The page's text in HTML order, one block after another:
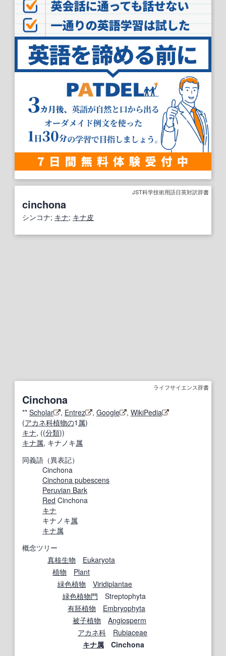
JST科学技術用語日英対訳辞書
cinchona
シンコナ; キナ; キナ皮
ライフサイエンス辞書
Cinchona
** Scholar , Entrez , Google , WikiPedia
(アカネ科植物の1 属)
キナ, ((分類))
キナ属, キナノキ属
同義語（異表記）
Cinchona
Cinchona pubescens
Peruvian Bark
Red Cinchona
キナ
キナノキ属
キナ属
概念ツリー
真核生物
Eukaryota
植物
Plant
緑色植物
Viridiplantae
緑色植物門 Streptophyta
有胚植物
Embryophyta
被子植物
Angiosperm
アカネ科
Rubiaceae
キナ属 Cinchona